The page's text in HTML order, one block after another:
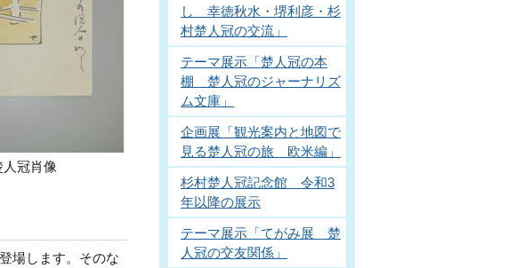
冠肖像
場します。そのな
し 幸徳秋水・堺利彦・杉
村楚人冠の交流」
テーマ展示「楚人冠の本
棚 楚人冠のジャーナリズ
ム文庫」
企画展「観光案内と地図で
見る楚人冠の旅 欧米編」
杉村楚人冠記念館 令和3
年以降の展示
テーマ展示「てがみ展 楚
人冠の交友関係」